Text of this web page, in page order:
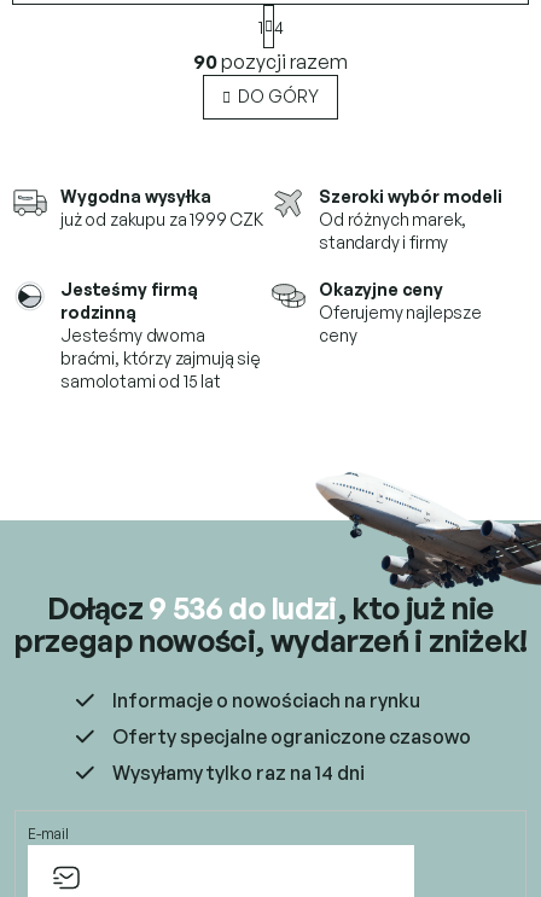
K
o
n
t
k
s
P
a
g
i
n
a
1 4
90pozycji razem
DO GÓRY
Wygodna wysyłka
już od zakupu za 1999 CZK
Szeroki wybór modeli
Od różnych marek,
standardy i firmy
Jesteśmy firmą
rodzinną
Jesteśmy dwoma
braćmi, którzyzajmują się
samolotami od 15 lat
Okazyjne ceny
Oferujemy najlepsze
ceny
Dołącz9 536 do ludzi, kto już nie
przegap nowości, wydarzeń i zniżek!
Informacje o nowościach na rynku
Oferty specjalne ograniczone czasowo
Wysyłamy tylko raz na 14 dni
E-mail